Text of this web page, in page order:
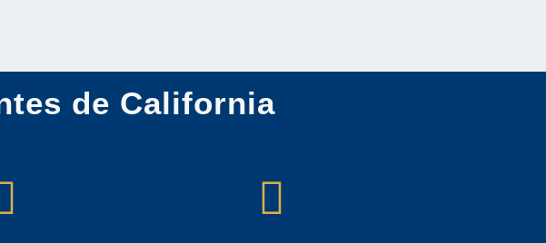
de California